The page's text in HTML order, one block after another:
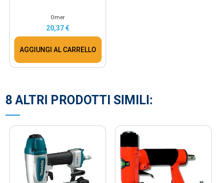
Omer
20,37 €
AGGIUNGI AL CARRELLO
8 ALTRI PRODOTTI SIMILI: